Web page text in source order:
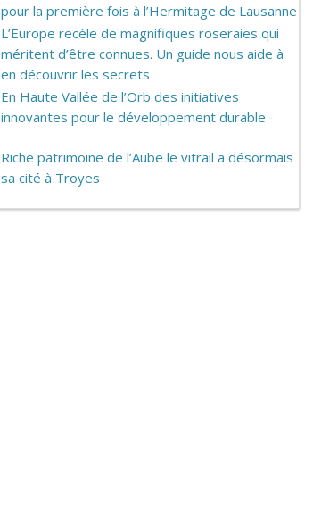
pour la première fois à l’Hermitage de Lausanne
L’Europe recèle de magnifiques roseraies qui
méritent d’être connues. Un guide nous aide à
en découvrir les secrets
En Haute Vallée de l’Orb des initiatives
innovantes pour le développement durable
Riche patrimoine de l’Aube le vitrail a désormais
sa cité à Troyes